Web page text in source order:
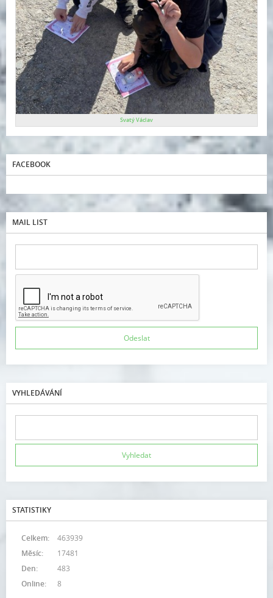
Svatý Václav
FACEBOOK
MAIL LIST
VYHLEDÁVÁNÍ
STATISTIKY
Online: 8
Celkem:
463939
Měsíc:
17481
Den:
483